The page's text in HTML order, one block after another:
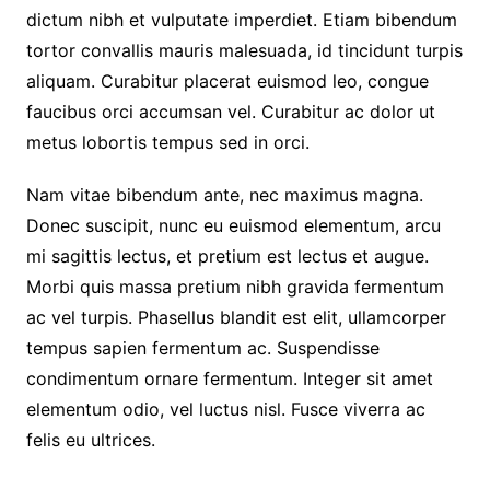
dictum nibh et vulputate imperdiet. Etiam bibendum
tortor convallis mauris malesuada, id tincidunt turpis
aliquam. Curabitur placerat euismod leo, congue
faucibus orci accumsan vel. Curabitur ac dolor ut
metus lobortis tempus sed in orci.
Nam vitae bibendum ante, nec maximus magna.
Donec suscipit, nunc eu euismod elementum, arcu
mi sagittis lectus, et pretium est lectus et augue.
Morbi quis massa pretium nibh gravida fermentum
ac vel turpis. Phasellus blandit est elit, ullamcorper
tempus sapien fermentum ac. Suspendisse
condimentum ornare fermentum. Integer sit amet
elementum odio, vel luctus nisl. Fusce viverra ac
felis eu ultrices.